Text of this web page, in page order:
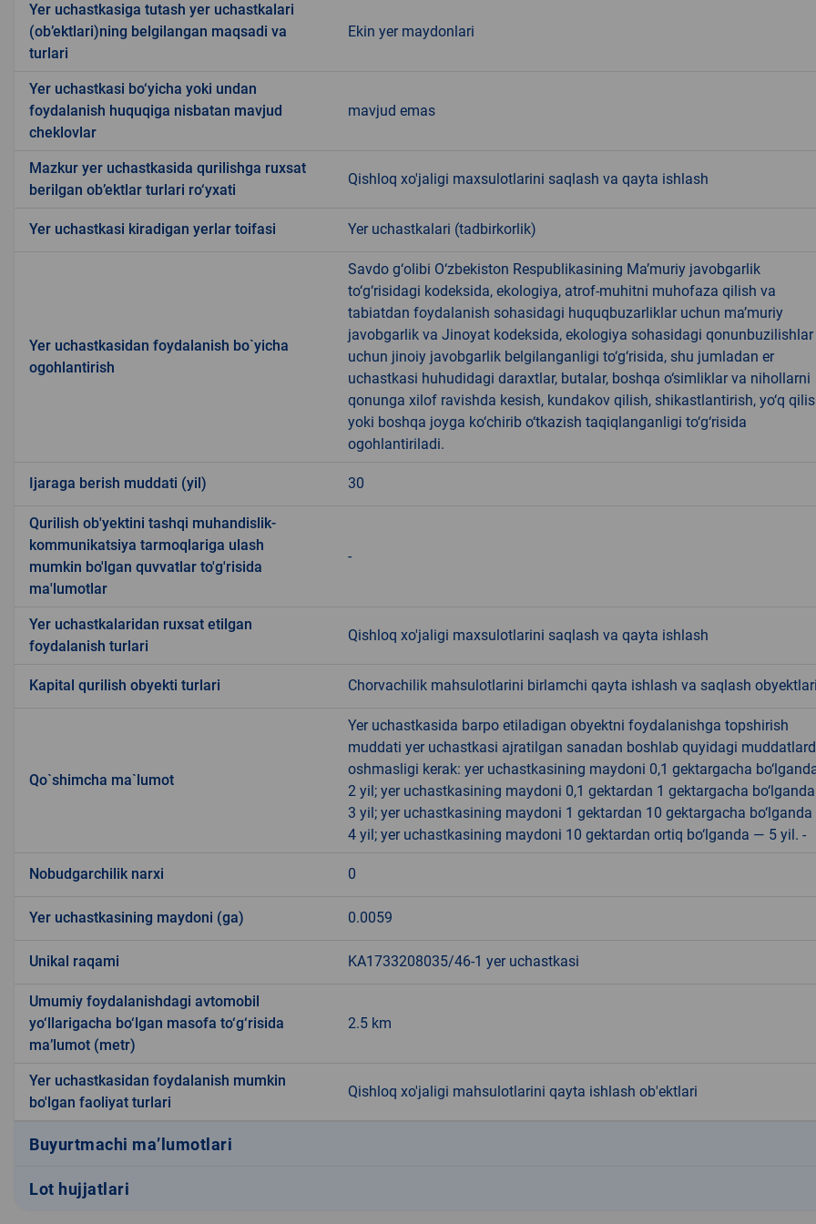
Yer uchastkasiga tutash yer uchastkalari
(ob’ektlari)ning belgilangan maqsadi va
turlari
Ekin yer maydonlari
Yer uchastkasi bo‘yicha yoki undan
foydalanish huquqiga nisbatan mavjud
cheklovlar
mavjud emas
Mazkur yer uchastkasida qurilishga ruxsat
berilgan ob’ektlar turlari ro‘yxati
Qishloq xo'jaligi maxsulotlarini saqlash va qayta ishlash
Yer uchastkasi kiradigan yerlar toifasi Yer uchastkalari (tadbirkorlik)
Yer uchastkasidan foydalanish bo`yicha
ogohlantirish
Savdo g‘olibi O‘zbekiston Respublikasining Ma’muriy javobgarlik
to‘g‘risidagi kodeksida, ekologiya, atrof-muhitni muhofaza qilish va
tabiatdan foydalanish sohasidagi huquqbuzarliklar uchun ma’muriy
javobgarlik va Jinoyat kodeksida, ekologiya sohasidagi qonunbuzilishlar
uchun jinoiy javobgarlik belgilanganligi to‘g‘risida, shu jumladan er
uchastkasi huhudidagi daraxtlar, butalar, boshqa o‘simliklar va nihollarni
qonunga xilof ravishda kesish, kundakov qilish, shikastlantirish, yo‘q
yoki boshqa joyga ko‘chirib o‘tkazish taqiqlanganligi to‘g‘risida
ogohlantiriladi.
Ijaraga berish muddati (yil) 30
Qurilish ob'yektini tashqi muhandislik-
kommunikatsiya tarmoqlariga ulash
mumkin bo'lgan quvvatlar to'g'risida
ma'lumotlar
-
Yer uchastkalaridan ruxsat etilgan
foydalanish turlari
Qishloq xo'jaligi maxsulotlarini saqlash va qayta ishlash
Kapital qurilish obyekti turlari Chorvachilik mahsulotlarini birlamchi qayta ishlash va saqlash
Qo`shimcha ma`lumot
Yer uchastkasida barpo etiladigan obyektni foydalanishga topshirish
muddati yer uchastkasi ajratilgan sanadan boshlab quyidagi
oshmasligi kerak: yer uchastkasining maydoni 0,1 gektargacha
2 yil; yer uchastkasining maydoni 0,1 gektardan 1 gektargacha
3 yil; yer uchastkasining maydoni 1 gektardan 10 gektargacha
4 yil; yer uchastkasining maydoni 10 gektardan ortiq bo‘lganda — 5 yil. -
Nobudgarchilik narxi 0
Yer uchastkasining maydoni (ga) 0.0059
Unikal raqami KA1733208035/46-1 yer uchastkasi
Umumiy foydalanishdagi avtomobil
yo‘llarigacha bo‘lgan masofa to‘g‘risida
ma’lumot (metr)
2.5 km
Yer uchastkasidan foydalanish mumkin
bo'lgan faoliyat turlari
Qishloq xo'jaligi mahsulotlarini qayta ishlash ob'ektlari
Buyurtmachi ma’lumotlari
Lot hujjatlari